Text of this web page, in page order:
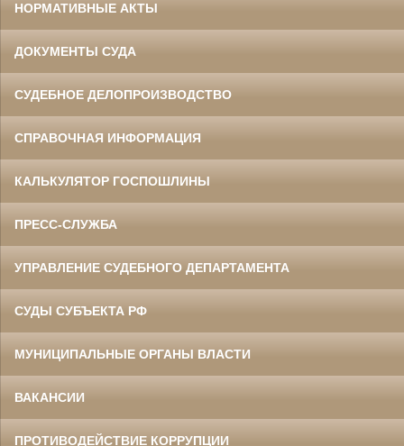
НОРМАТИВНЫЕ АКТЫ
ДОКУМЕНТЫ СУДА
СУДЕБНОЕ ДЕЛОПРОИЗВОДСТВО
СПРАВОЧНАЯ ИНФОРМАЦИЯ
КАЛЬКУЛЯТОР ГОСПОШЛИНЫ
ПРЕСС-СЛУЖБА
УПРАВЛЕНИЕ СУДЕБНОГО ДЕПАРТАМЕНТА
СУДЫ СУБЪЕКТА РФ
МУНИЦИПАЛЬНЫЕ ОРГАНЫ ВЛАСТИ
ВАКАНСИИ
ПРОТИВОДЕЙСТВИЕ КОРРУПЦИИ